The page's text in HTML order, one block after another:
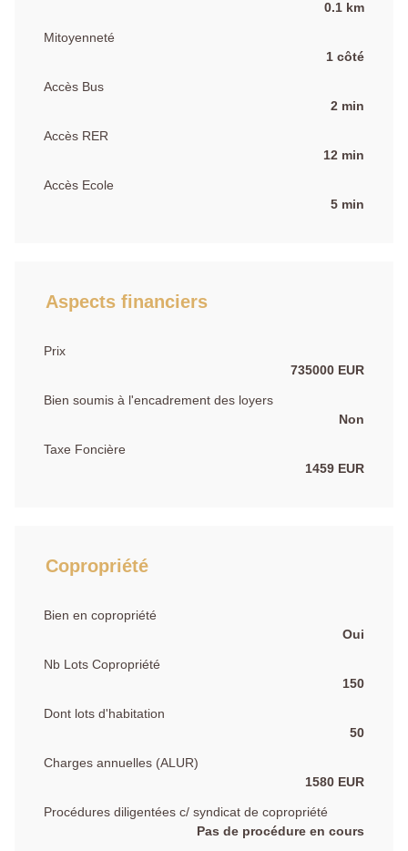
0.1 km
Mitoyenneté
1 côté
Accès Bus
2 min
Accès RER
12 min
Accès Ecole
5 min
Aspects financiers
Prix
735000 EUR
Bien soumis à l'encadrement des loyers
Non
Taxe Foncière
1459 EUR
Copropriété
Bien en copropriété
Oui
Nb Lots Copropriété
150
Dont lots d'habitation
50
Charges annuelles (ALUR)
1580 EUR
Procédures diligentées c/ syndicat de copropriété
Pas de procédure en cours